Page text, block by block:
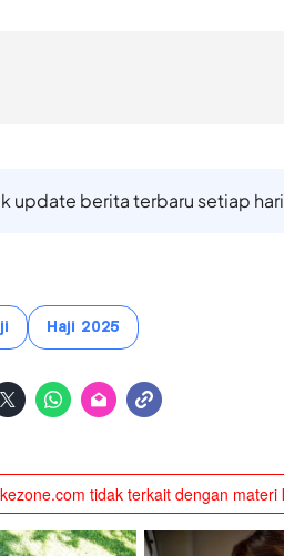
update berita terbaru setiap hari
Haji 2025